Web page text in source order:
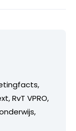
RvT VPRO,